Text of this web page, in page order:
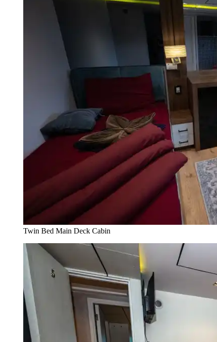
Twin Bed Main Deck Cabin